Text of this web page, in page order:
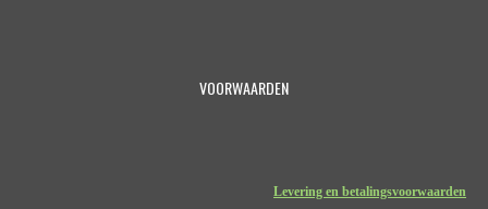
VOORWAARDEN
Levering en betalingsvoorwaarden